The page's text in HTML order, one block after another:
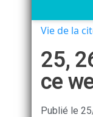
Vie de la
25,
ce
Publié le